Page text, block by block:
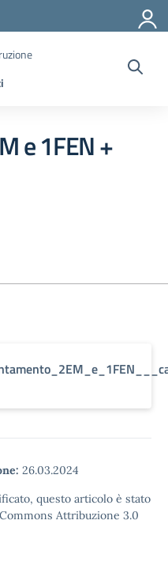
e 1FEN +
26.03.2024
questo articolo è stato
Attribuzione 3.0